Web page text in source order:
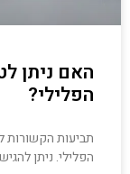
האם ניתן
הפלילי?
תביעות הקשורות
הפלילי. ניתן